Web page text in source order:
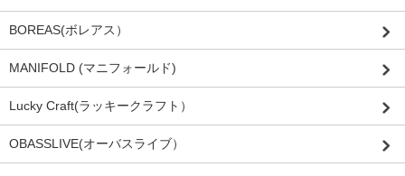
BOREAS(ボレアス）
MANIFOLD (マニフォールド)
Lucky Craft(ラッキークラフト）
OBASSLIVE(オーバスライブ）